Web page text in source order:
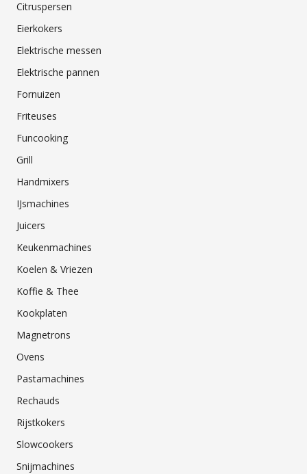
Citruspersen
Eierkokers
Elektrische messen
Elektrische pannen
Fornuizen
Friteuses
Funcooking
Grill
Handmixers
IJsmachines
Juicers
Keukenmachines
Koelen & Vriezen
Koffie & Thee
Kookplaten
Magnetrons
Ovens
Pastamachines
Rechauds
Rijstkokers
Slowcookers
Snijmachines